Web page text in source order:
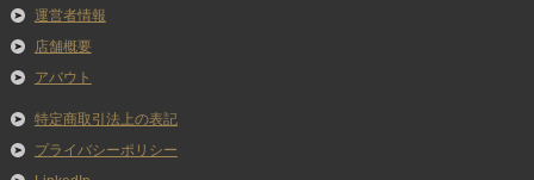
運営者情報
店舗概要
アバウト
特定商取引法上の表記
プライバシーポリシー